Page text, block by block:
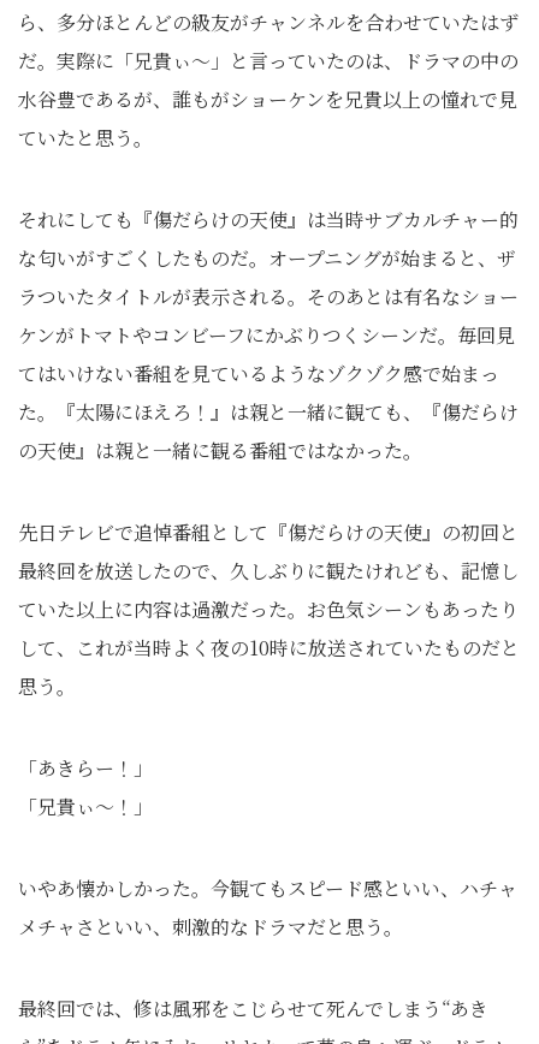
ら、多分ほとんどの級友がチャンネルを合わせていたはず
だ。実際に「兄貴ぃ〜」と言っていたのは、ドラマの中の
水谷豊であるが、誰もがショーケンを兄貴以上の憧れで見
ていたと思う。
それにしても『傷だらけの天使』は当時サブカルチャー的
な匂いがすごくしたものだ。オープニングが始まると、ザ
ラついたタイトルが表示される。そのあとは有名なショー
ケンがトマトやコンビーフにかぶりつくシーンだ。毎回見
てはいけない番組を見ているようなゾクゾク感で始まっ
た。『太陽にほえろ！』は親と一緒に観ても、『傷だらけ
の天使』は親と一緒に観る番組ではなかった。
先日テレビで追悼番組として『傷だらけの天使』の初回と
最終回を放送したので、久しぶりに観たけれども、記憶し
ていた以上に内容は過激だった。お色気シーンもあったり
して、これが当時よく夜の10時に放送されていたものだと
思う。
「あきらー！」
「兄貴ぃ〜！」
いやあ懐かしかった。今観てもスピード感といい、ハチャ
メチャさといい、刺激的なドラマだと思う。
最終回では、修は風邪をこじらせて死んでしまう“あき